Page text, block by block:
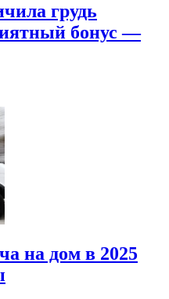
грудь
бонус —
на дом в 2025